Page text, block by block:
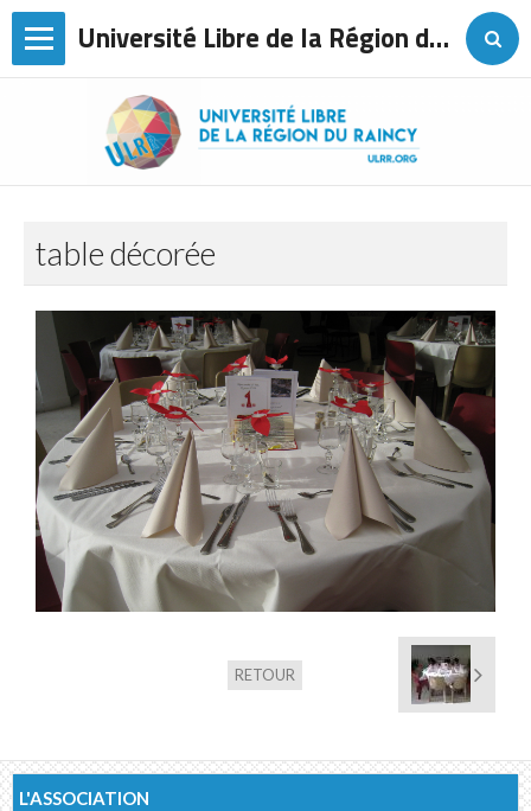
Université Libre de la Région du Raincy
Page d'accueil
L'association
Les conférences
Voyages
Les cours de langues
Ateliers
Contact
Album photos
table décorée
RETOUR
L'ASSOCIATION